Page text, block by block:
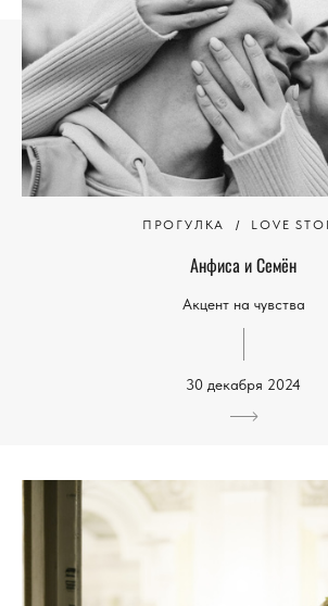
ПРОГУЛКА LOVE
Анфиса и Семён
Акцент на чувства
30 декабря 2024